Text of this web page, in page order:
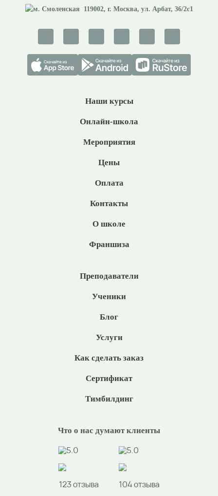
119002, г. Москва, ул. Арбат, 36/2с1
Наши курсы
Онлайн-школа
Мероприятия
Цены
Оплата
Контакты
О школе
Франшиза
Преподаватели
Ученики
Блог
Услуги
Как сделать заказ
Сертификат
Тимбилдинг
Что о нас думают клиенты
5.0
123 отзыва
5.0
104 отзыва